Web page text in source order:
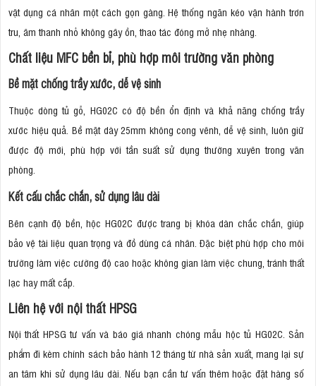
vật dụng cá nhân một cách gọn gàng. Hệ thống ngăn kéo vận hành trơn
tru, âm thanh nhỏ không gây ồn, thao tác đóng mở nhẹ nhàng.
Chất liệu MFC bền bỉ, phù hợp môi trường văn phòng
Bề mặt chống trầy xước, dễ vệ sinh
Thuộc dòng tủ gỗ, HG02C có độ bền ổn định và khả năng chống trầy
xước hiệu quả. Bề mặt dày 25mm không cong vênh, dễ vệ sinh, luôn giữ
được độ mới, phù hợp với tần suất sử dụng thường xuyên trong văn
phòng.
Kết cấu chắc chắn, sử dụng lâu dài
Bên cạnh độ bền, hộc HG02C được trang bị khóa dàn chắc chắn, giúp
bảo vệ tài liệu quan trọng và đồ dùng cá nhân. Đặc biệt phù hợp cho môi
trường làm việc cường độ cao hoặc không gian làm việc chung, tránh thất
lạc hay mất cắp.
Liên hệ với nội thất HPSG
Nội thất HPSG tư vấn và báo giá nhanh chóng mẫu hộc tủ HG02C. Sản
phẩm đi kèm chính sách bảo hành 12 tháng từ nhà sản xuất, mang lại sự
an tâm khi sử dụng lâu dài. Nếu bạn cần tư vấn thêm hoặc đặt hàng số